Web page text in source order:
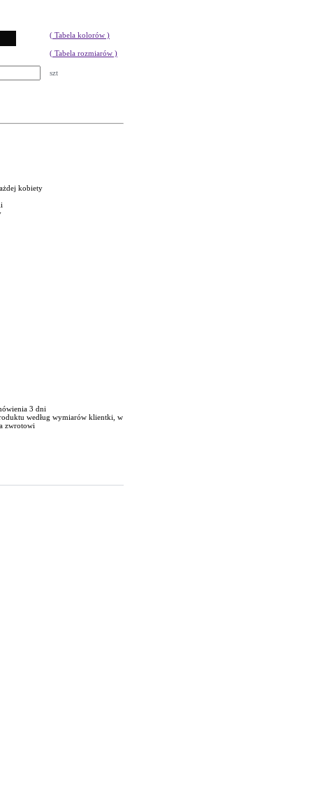
( Tabela kolorów )
( Tabela rozmiarów )
szt
kobiety
3 dni
według wymiarów klientki, w
zwrotowi